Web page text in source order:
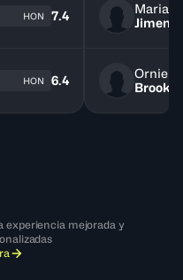
HON 7.4
HON 6.4
Ornie
Brooks
experiencia mejorada y